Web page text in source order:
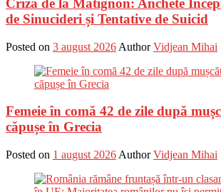
Criza de la Matignon: Anchete
de Sinucideri și Tentative de Suicid
Posted on 3 august 2026 Author Vidjean Mihai
Femeie în comă 42 de zile după
căpușe în Grecia
Posted on 1 august 2026 Author Vidjean Mihai